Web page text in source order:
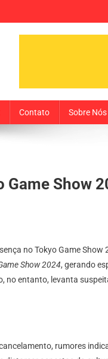
Contato Sobre Nós
Show
Show 2024, gerando
no entanto, levanta
rumores